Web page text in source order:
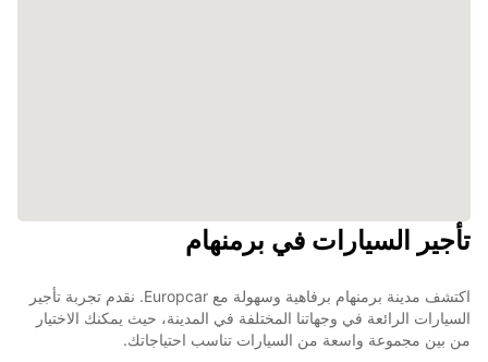
تأجير السيارات في برمنهام
اكتشف مدينة برمنهام برفاهية وسهولة مع Europcar. نقدم تجربة تأجير
السيارات الرائعة في وجهاتنا المختلفة في المدينة، حيث يمكنك الاختيار
من بين مجموعة واسعة من السيارات تناسب احتياجاتك.